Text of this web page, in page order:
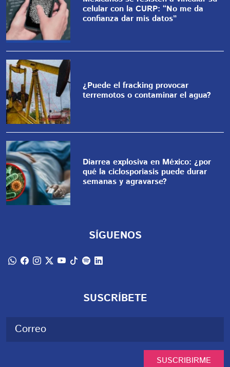
celular con la CURP: “No me da
confianza dar mis datos”
¿Puede el fracking provocar
terremotos o contaminar el agua?
Diarrea explosiva en México: ¿por
qué la ciclosporiasis puede durar
semanas y agravarse?
SÍGUENOS
SUSCRÍBETE
SUSCRIBIRME